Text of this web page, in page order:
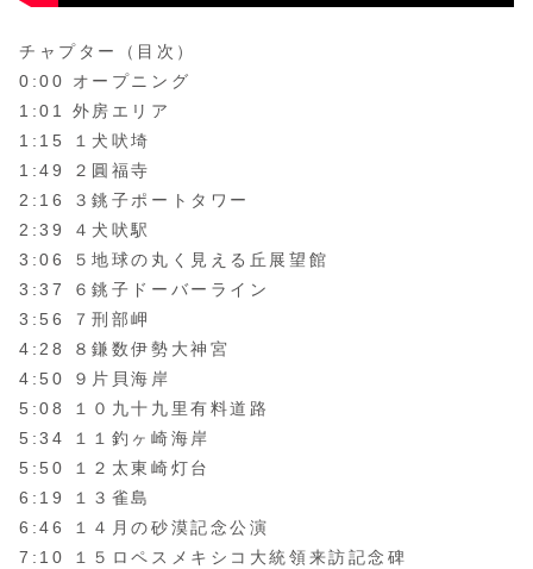
チャプター（目次）
0:00 オープニング
1:01 外房エリア
1:15 １犬吠埼
1:49 ２圓福寺
2:16 ３銚子ポートタワー
2:39 ４犬吠駅
3:06 ５地球の丸く見える丘展望館
3:37 ６銚子ドーバーライン
3:56 ７刑部岬
4:28 ８鎌数伊勢大神宮
4:50 ９片貝海岸
5:08 １０九十九里有料道路
5:34 １１釣ヶ崎海岸
5:50 １２太東崎灯台
6:19 １３雀島
6:46 １４月の砂漠記念公演
7:10 １５ロペスメキシコ大統領来訪記念碑